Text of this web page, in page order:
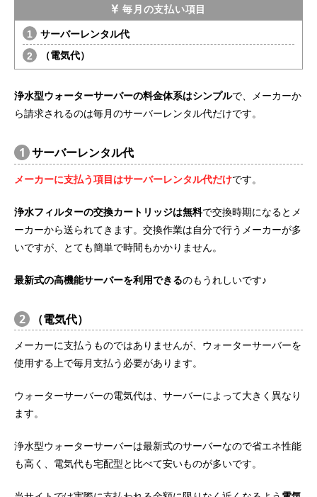
毎月の支払い項目
サーバーレンタル代
（電気代）
浄水型ウォーターサーバーの料金体系はシンプルで、メーカーか
ら請求されるのは毎月のサーバーレンタル代だけです。
1 サーバーレンタル代
メーカーに支払う項目はサーバーレンタル代だけです。
浄水フィルターの交換カートリッジは無料で交換時期になるとメ
ーカーから送られてきます。交換作業は自分で行うメーカーが多
いですが、とても簡単で時間もかかりません。
最新式の高機能サーバーを利用できるのもうれしいです♪
2 （電気代）
メーカーに支払うものではありませんが、ウォーターサーバーを
使用する上で毎月支払う必要があります。
ウォーターサーバーの電気代は、サーバーによって大きく異なり
ます。
浄水型ウォーターサーバーは最新式のサーバーなので省エネ性能
も高く、電気代も宅配型と比べて安いものが多いです。